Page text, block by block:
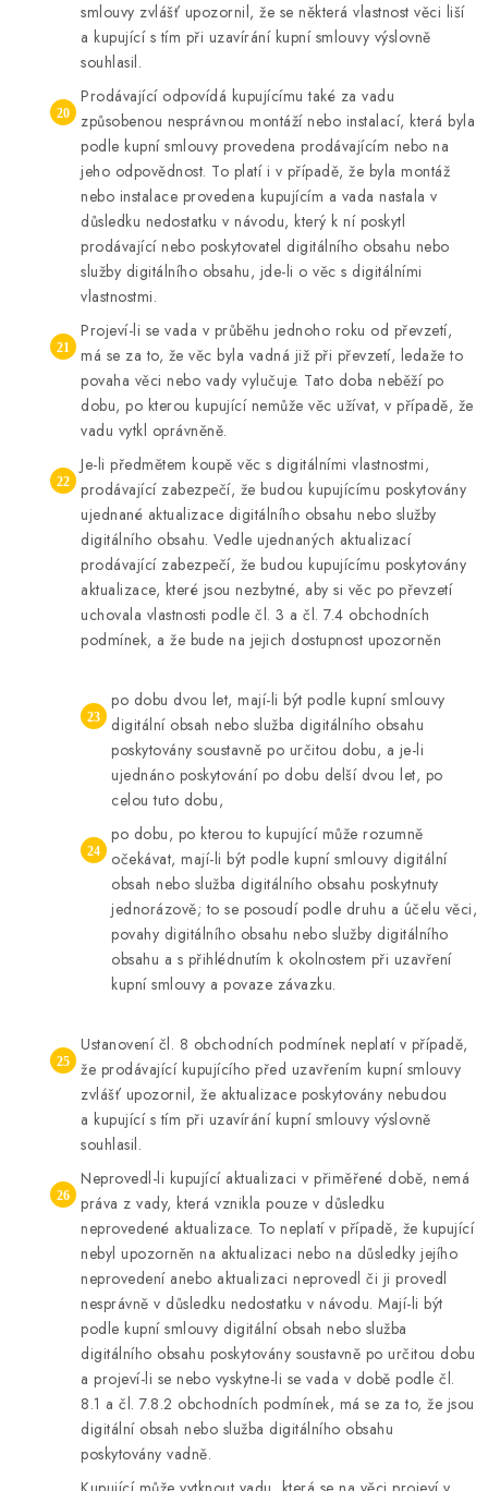
smlouvy zvlášť upozornil, že se některá vlastnost věci liší
a kupující s tím při uzavírání kupní smlouvy výslovně
souhlasil.
Prodávající odpovídá kupujícímu také za vadu
způsobenou nesprávnou montáží nebo instalací, která byla
podle kupní smlouvy provedena prodávajícím nebo na
jeho odpovědnost. To platí i v případě, že byla montáž
nebo instalace provedena kupujícím a vada nastala v
důsledku nedostatku v návodu, který k ní poskytl
prodávající nebo poskytovatel digitálního obsahu nebo
služby digitálního obsahu, jde-li o věc s digitálními
vlastnostmi.
Projeví-li se vada v průběhu jednoho roku od převzetí,
má se za to, že věc byla vadná již při převzetí, ledaže to
povaha věci nebo vady vylučuje. Tato doba neběží po
dobu, po kterou kupující nemůže věc užívat, v případě, že
vadu vytkl oprávněně.
Je-li předmětem koupě věc s digitálními vlastnostmi,
prodávající zabezpečí, že budou kupujícímu poskytovány
ujednané aktualizace digitálního obsahu nebo služby
digitálního obsahu. Vedle ujednaných aktualizací
prodávající zabezpečí, že budou kupujícímu poskytovány
aktualizace, které jsou nezbytné, aby si věc po převzetí
uchovala vlastnosti podle čl. 3 a čl. 7.4 obchodních
podmínek, a že bude na jejich dostupnost upozorněn
po dobu dvou let, mají-li být podle kupní smlouvy
digitální obsah nebo služba digitálního obsahu
poskytovány soustavně po určitou dobu, a je-li
ujednáno poskytování po dobu delší dvou let, po
celou tuto dobu,
po dobu, po kterou to kupující může rozumně
očekávat, mají-li být podle kupní smlouvy digitální
obsah nebo služba digitálního obsahu poskytnuty
jednorázově; to se posoudí podle druhu a účelu věci,
povahy digitálního obsahu nebo služby digitálního
obsahu a s přihlédnutím k okolnostem při uzavření
kupní smlouvy a povaze závazku.
Ustanovení čl. 8 obchodních podmínek neplatí v případě,
že prodávající kupujícího před uzavřením kupní smlouvy
zvlášť upozornil, že aktualizace poskytovány nebudou
a kupující s tím při uzavírání kupní smlouvy výslovně
souhlasil.
Neprovedl-li kupující aktualizaci v přiměřené době, nemá
práva z vady, která vznikla pouze v důsledku
neprovedené aktualizace. To neplatí v případě, že kupující
nebyl upozorněn na aktualizaci nebo na důsledky jejího
neprovedení anebo aktualizaci neprovedl či ji provedl
nesprávně v důsledku nedostatku v návodu. Mají-li být
podle kupní smlouvy digitální obsah nebo služba
digitálního obsahu poskytovány soustavně po určitou dobu
a projeví-li se nebo vyskytne-li se vada v době podle čl.
8.1 a čl. 7.8.2 obchodních podmínek, má se za to, že jsou
digitální obsah nebo služba digitálního obsahu
poskytovány vadně.